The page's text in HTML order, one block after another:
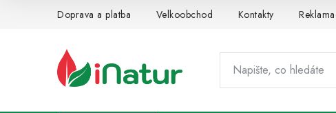
Doprava a platba Velkoobchod Kontakty